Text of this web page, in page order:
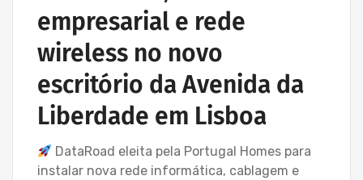
empresarial e rede
wireless no novo
escritório da Avenida da
Liberdade em Lisboa
DataRoad eleita pela Portugal Homes para
instalar nova rede informática, cablagem e